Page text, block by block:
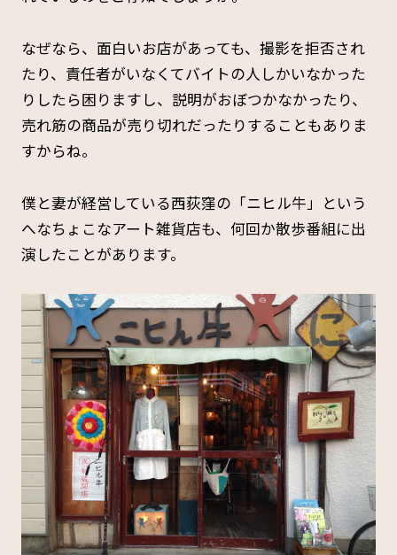
なぜなら、面白いお店があっても、撮影を拒否され
たり、責任者がいなくてバイトの人しかいなかった
りしたら困りますし、説明がおぼつかなかったり、
売れ筋の商品が売り切れだったりすることもありま
すからね。
僕と妻が経営している西荻窪の「ニヒル牛」という
へなちょこなアート雑貨店も、何回か散歩番組に出
演したことがあります。